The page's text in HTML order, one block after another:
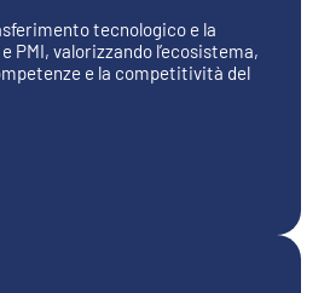
tecnologico e la
PMI, valorizzando l’ecosistema,
e la competitività del